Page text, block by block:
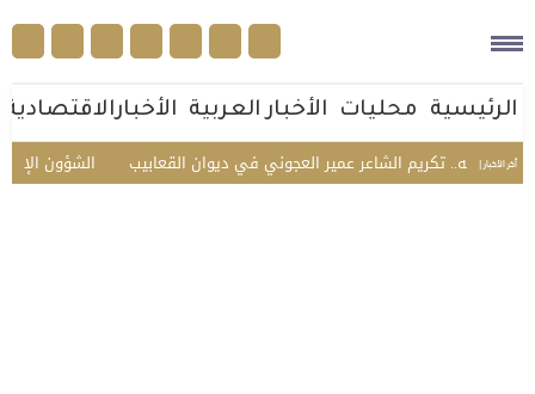
الرئيسية محليات الأخبار العربية الأخبارالاقتصادية
أخر الأخبار | الشؤون وأهله.. تكريم الشاعر عمير العجوني في ديوان القعابيب